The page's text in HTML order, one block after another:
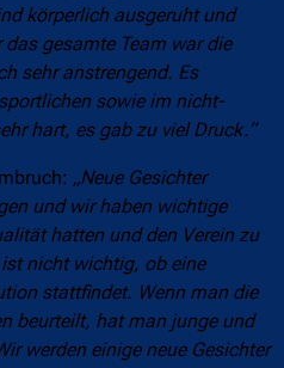
körperlich ausgeruht und
gesamte Team war die
sehr anstrengend. Es
sowie im nicht-
hart, es gab zu viel Druck.“
„Neue Gesichter
und wir haben wichtige
hatten und den Verein zu
nicht wichtig, ob eine
stattfindet. Wenn man die
beurteilt, hat man junge und
werden einige neue Gesichter